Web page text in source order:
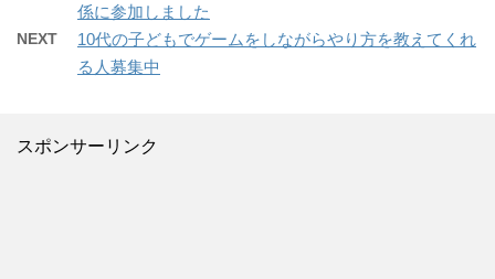
係に参加しました
NEXT
10代の子どもでゲームをしながらやり方を教えてくれ
る人募集中
スポンサーリンク